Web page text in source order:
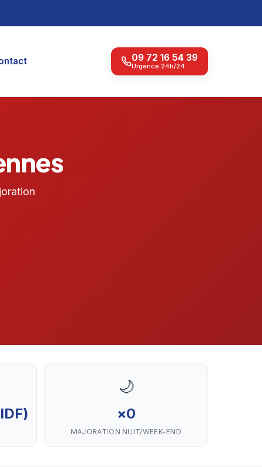
09 72 16 54 39
Urgence 24h/24
🌙
×0
MAJORATION NUIT/WEEK-END